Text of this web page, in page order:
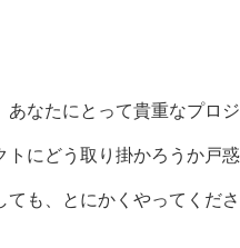
なたにとって貴重なプロ
トにどう取り掛かろうか戸
も、とにかくやってくださ